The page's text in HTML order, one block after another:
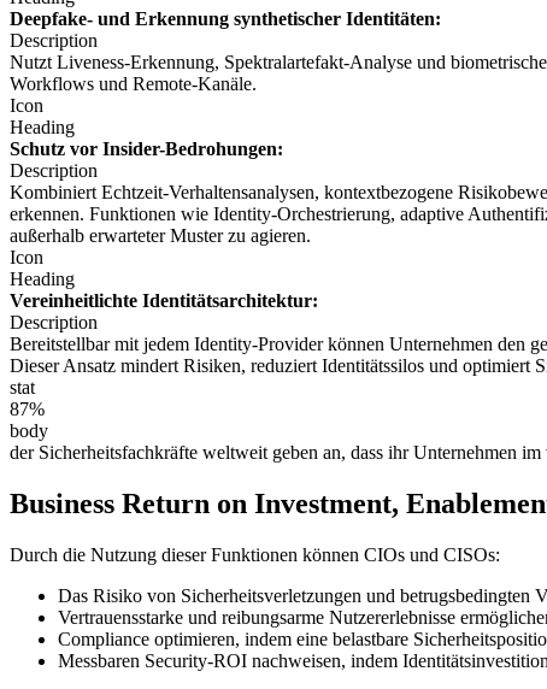
Deepfake- und Erkennung synthetischer Identitäten:
Description
Nutzt Liveness-Erkennung, Spektralartefakt-Analyse und
Workflows und Remote-Kanäle.
Icon
Heading
Schutz vor Insider-Bedrohungen:
Description
Kombiniert Echtzeit-Verhaltensanalysen, kontextbezogene
erkennen. Funktionen wie Identity-Orchestrierung, adaptive
außerhalb erwarteter Muster zu agieren.
Icon
Heading
Vereinheitlichte Identitätsarchitektur:
Description
Bereitstellbar mit jedem Identity-Provider können Unternehmen den
Dieser Ansatz mindert Risiken, reduziert Identitätssilos und
stat
87%
body
der Sicherheitsfachkräfte weltweit geben an, dass ihr Unternehmen
Business Return on Investment,
Durch die Nutzung dieser Funktionen können CIOs und CISOs:
Das Risiko von Sicherheitsverletzungen und betrugsbedingten
Vertrauensstarke und reibungsarme Nutzererlebnisse
Compliance optimieren, indem eine belastbare
Messbaren Security-ROI nachweisen, indem